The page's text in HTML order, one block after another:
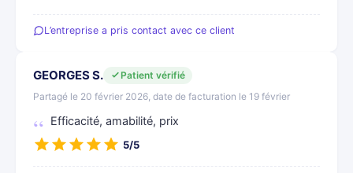
L’entreprise a pris contact avec ce client
GEORGES S.
Patient vérifié
Partagé le 20 février 2026, date de facturation le 19 février
Efficacité, amabilité, prix
5/5